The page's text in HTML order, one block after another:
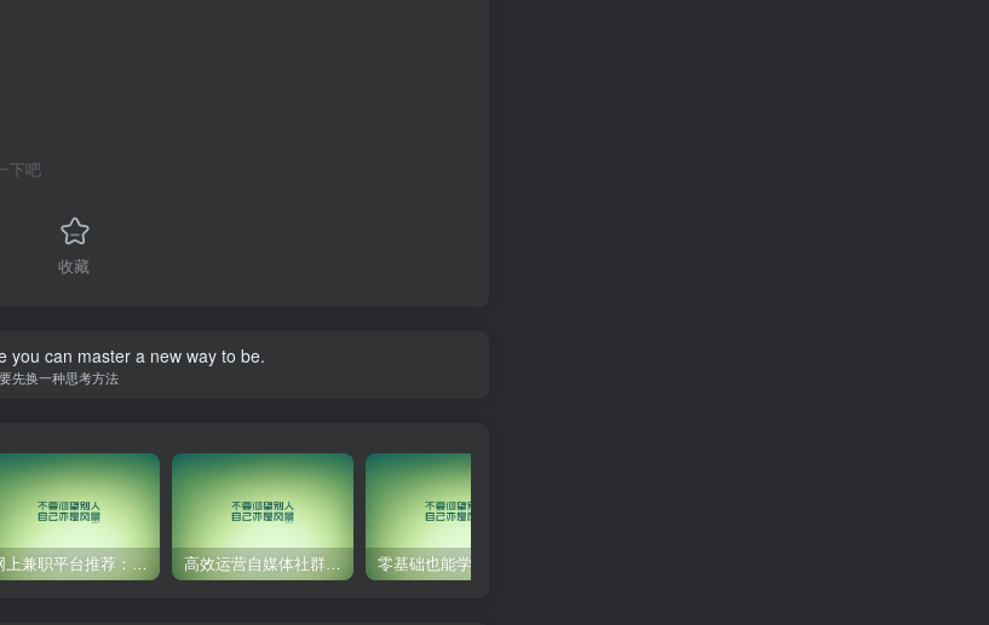
下吧
收藏
you can master a new way to be.
先换一种思考方法
网上兼职平台推荐：国外网赚任务！ 高效运营自媒体社群，让内容更有价值！